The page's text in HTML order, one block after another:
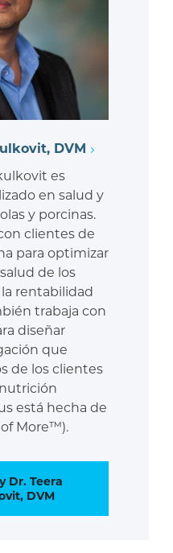
DVM
es
en salud y
y porcinas.
clientes de
para optimizar
de los
rentabilidad
trabaja con
diseñar
que
de los clientes
está hecha de
More™).
Dr. Teera
DVM